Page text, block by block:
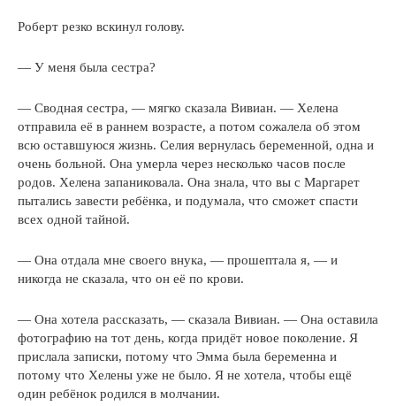
Роберт резко вскинул голову.
— У меня была сестра?
— Сводная сестра, — мягко сказала Вивиан. — Хелена
отправила её в раннем возрасте, а потом сожалела об этом
всю оставшуюся жизнь. Селия вернулась беременной, одна и
очень больной. Она умерла через несколько часов после
родов. Хелена запаниковала. Она знала, что вы с Маргарет
пытались завести ребёнка, и подумала, что сможет спасти
всех одной тайной.
— Она отдала мне своего внука, — прошептала я, — и
никогда не сказала, что он её по крови.
— Она хотела рассказать, — сказала Вивиан. — Она оставила
фотографию на тот день, когда придёт новое поколение. Я
прислала записки, потому что Эмма была беременна и
потому что Хелены уже не было. Я не хотела, чтобы ещё
один ребёнок родился в молчании.